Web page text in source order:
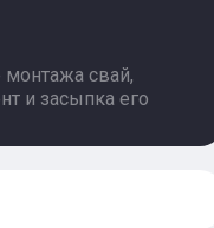
монтажа свай,
и засыпка его